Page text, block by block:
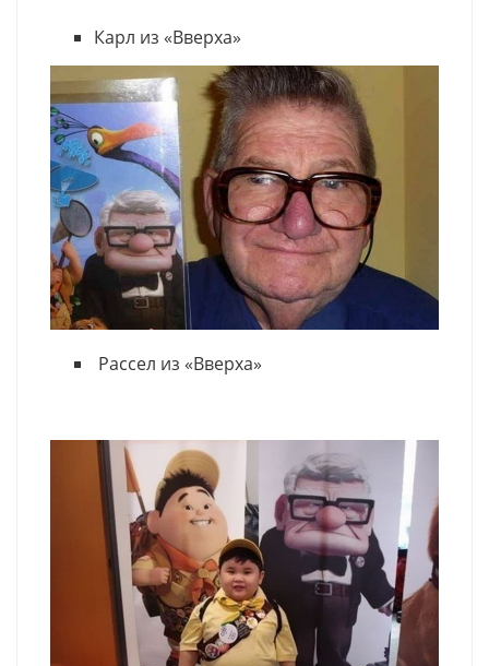
Карл из «Вверха»
Рассел из «Вверха»